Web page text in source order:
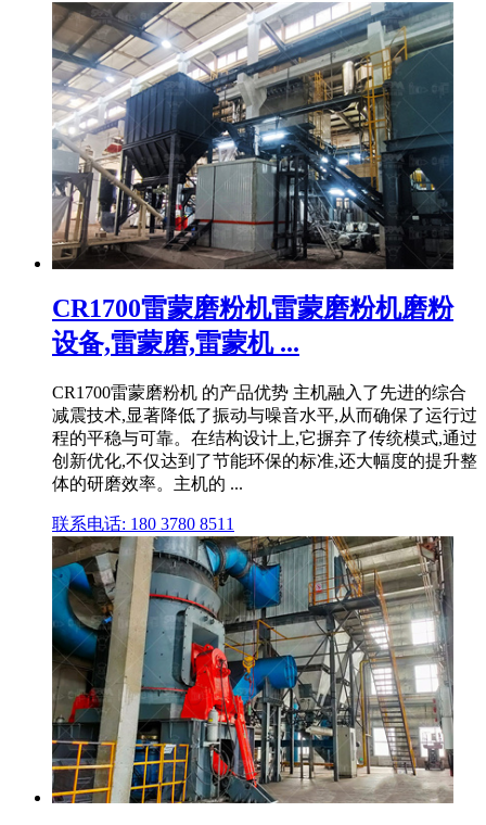
CR1700雷蒙磨粉机雷蒙磨粉机磨粉
设备,雷蒙磨,雷蒙机 ...
CR1700雷蒙磨粉机 的产品优势 主机融入了先进的综合
减震技术,显著降低了振动与噪音水平,从而确保了运行过
程的平稳与可靠。在结构设计上,它摒弃了传统模式,通过
创新优化,不仅达到了节能环保的标准,还大幅度的提升整
体的研磨效率。主机的 ...
联系电话: 180 3780 8511